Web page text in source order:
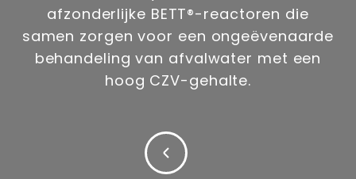
afzonderlijke BETT®-reactoren die
samen zorgen voor een ongeëvenaarde
behandeling van afvalwater met een
hoog CZV-gehalte.